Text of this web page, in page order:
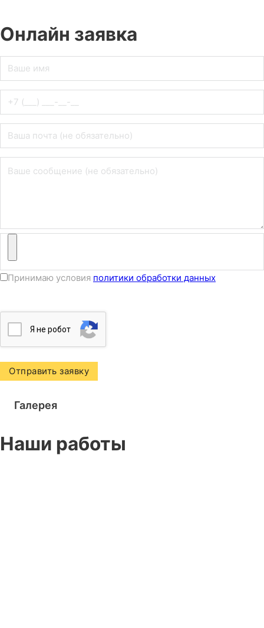
Онлайн заявка
Принимаю условия политики обработки данных
Я нe poбoт
Галерея
Наши работы